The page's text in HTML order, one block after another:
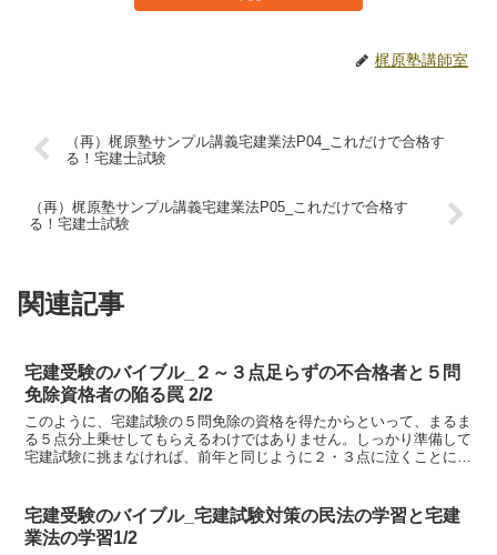
梶原塾講師室
（再）梶原塾サンプル講義宅建業法P04_これだけで合格す
る！宅建士試験
（再）梶原塾サンプル講義宅建業法P05_これだけで合格す
る！宅建士試験
関連記事
宅建受験のバイブル_２～３点足らずの不合格者と５問
免除資格者の陥る罠 2/2
このように、宅建試験の５問免除の資格を得たからといって、まるま
る５点分上乗せしてもらえるわけではありません。しっかり準備して
宅建試験に挑まなければ、前年と同じように２・３点に泣くことにな
宅建受験のバイブル_宅建試験対策の民法の学習と宅建
業法の学習1/2